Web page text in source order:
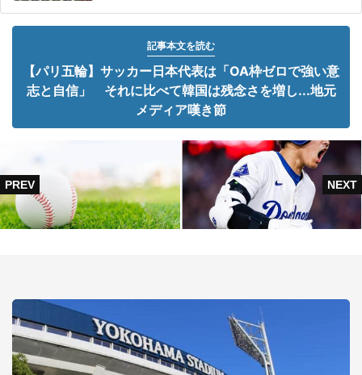
記事本文を読む
【パリ五輪】サッカー日本代表は「OA枠ゼロで強い意
志と自信」 それに比べて韓国は残念さを増し...地元
メディア嘆き節